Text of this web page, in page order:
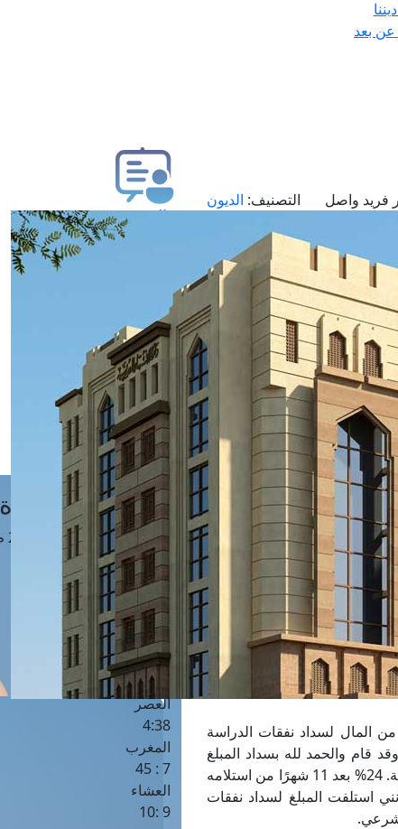
عن بعد
فريد واصل التصنيف: الديون
المال لسداد نفقات الدراسة
قام والحمد لله بسداد المبلغ
لأصل الدين كالآتي: 76% من أصل الدين قبل انقضاء أربعة أشهر من استلامه للسلفة. 24% بعد 11 شهرًا من استلامه
استلفت المبلغ لسداد نفقات
طلب فتوى
استعلام عن فتوى
حجز موعد
الفتوى الهاتفية
مَواقِيتُ الصَّـــلاة
القاهرة · 06 أغسطس 2026 م
الفجر
4 :40
الشروق
6 :17
الظهر
العصر
4:38
المغرب
7 : 45
العشاء
9 :10